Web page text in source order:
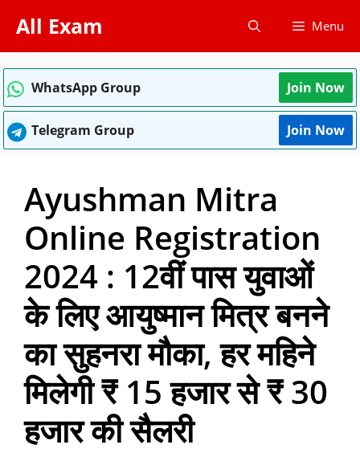
content
All Exam Menu
WhatsApp Group Join Now
Telegram Group Join Now
Ayushman Mitra
Online Registration
2024 : 12वीं पास युवाओं
के लिए आयुष्मान मित्र बनने
का सुहनरा मौका, हर महिने
मिलेगी ₹ 15 हजार से ₹ 30
हजार की सैलरी